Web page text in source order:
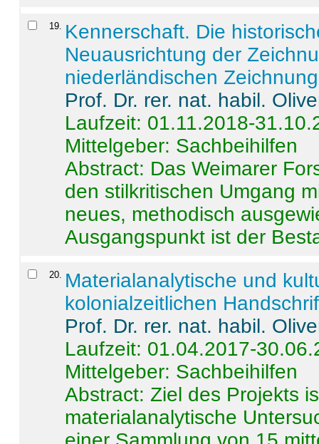
19
Kennerschaft. Die
Neuausrichtung der
niederländischen
Prof. Dr. rer. nat. habil.
Laufzeit: 01.11.2018-
Mittelgeber: Sachbeihilfen
Abstract: Das Weimarer
den stilkritischen Umgang
neues, methodisch
Ausgangspunkt ist der
20
Materialanalytische und
kolonialzeitlichen
Prof. Dr. rer. nat. habil.
Laufzeit: 01.04.2017-
Mittelgeber: Sachbeihilfen
Abstract:Ziel des Projekts
materialanalytische